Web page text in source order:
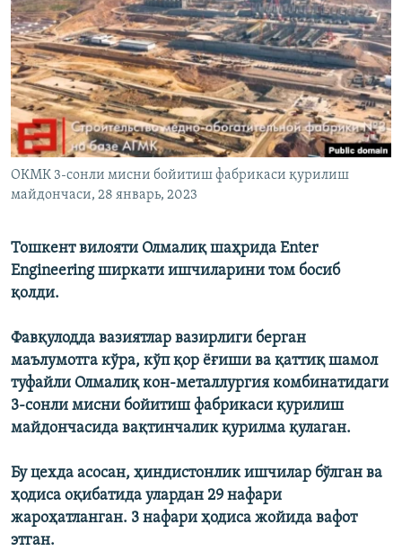
ОКМК 3-сонли мисни бойитиш фабрикаси қурилиш
майдончаси, 28 январь, 2023
Тошкент вилояти Олмалиқ шаҳрида Enter
Engineering ширкати ишчиларини том босиб
қолди.
Фавқулодда вазиятлар вазирлиги берган
маълумотга кўра, кўп қор ёғиши ва қаттиқ шамол
туфайли Олмалиқ кон-металлургия комбинатидаги
3-сонли мисни бойитиш фабрикаси қурилиш
майдончасида вақтинчалик қурилма қулаган.
Бу цехда асосан, ҳиндистонлик ишчилар бўлган ва
ҳодиса оқибатида улардан 29 нафари
жароҳатланган. 3 нафари ҳодиса жойида вафот
этган.